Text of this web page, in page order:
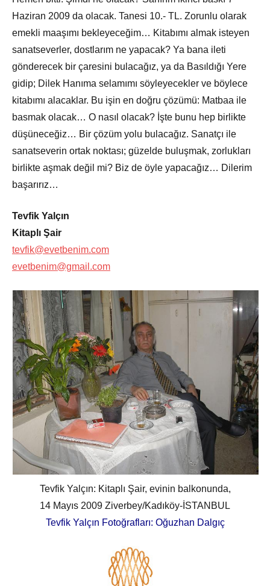
Haziran 2009 da olacak. Tanesi 10.- TL. Zorunlu olarak
emekli maaşımı bekleyeceğim… Kitabımı almak isteyen
sanatseverler, dostlarım ne yapacak? Ya bana ileti
gönderecek bir çaresini bulacağız, ya da Basıldığı Yere
gidip; Dilek Hanıma selamımı söyleyecekler ve böylece
kitabımı alacaklar. Bu işin en doğru çözümü: Matbaa ile
basmak olacak… O nasıl olacak? İşte bunu hep birlikte
düşüneceğiz… Bir çözüm yolu bulacağız. Sanatçı ile
sanatseverin ortak noktası; güzelde buluşmak, zorlukları
birlikte aşmak değil mi? Biz de öyle yapacağız… Dilerim
başarırız…
Tevfik Yalçın
Kitaplı Şair
tevfik@evetbenim.com
evetbenim@gmail.com
Tevfik Yalçın: Kitaplı Şair, evinin balkonunda,
14 Mayıs 2009 Ziverbey/Kadıköy-İSTANBUL
Tevfik Yalçın Fotoğrafları: Oğuzhan Dalgıç